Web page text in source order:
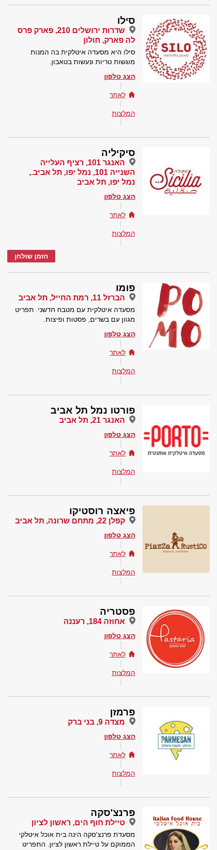
סילו
שדרות ירושלים 210, פארק פרס
לה פארק, חולון
סילו היא מסעדה איטלקית בה המנות
מוגשות טריות ונעשות בטאבון.
הצג טלפון
לאתר
המלצות
סיקיליה
האנגר 101, רציף העלייה
השנייה 101, נמל יפו, תל אביב.,
נמל יפו, תל אביב
הצג טלפון
לאתר
המלצות
הזמן שולחן
פומו
הברזל 11, רמת החייל, תל אביב
מסעדה איטלקית עם מטבח חדשני. תפריט
מגוון עם בשרים, פסטות ופיצות.
הצג טלפון
לאתר
המלצות
פורטו נמל תל אביב
האנגר 21, תל אביב
הצג טלפון
לאתר
המלצות
פיאצה רוסטיקו
קפלן 22, מתחם שרונה, תל אביב
הצג טלפון
לאתר
המלצות
פסטריה
אחוזה 184, רעננה
הצג טלפון
לאתר
המלצות
פרמזן
מצדה 9, בני ברק
הצג טלפון
לאתר
המלצות
פרנצ'סקה
טיילת חוף הים, ראשון לציון
מסעדת פרנצ'סקה הינה בית אוכל איטלקי
הממוקם על טיילת ראשון לציון. התפריט